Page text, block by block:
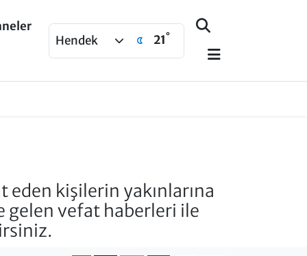
Hendek 21°
kişilerin yakınlarına
gelen vefat haberleri ile